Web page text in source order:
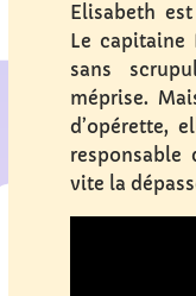
Elisabeth
Le capitaine
sans
méprise.
d’opérette,
responsable
vite la